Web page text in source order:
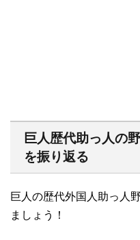
巨人歴代助っ人の
を振り返る
巨人の歴代外国人助っ人
ましょう！